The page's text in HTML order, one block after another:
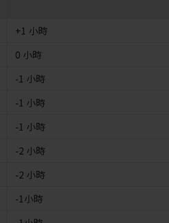
+1 小時
0 小時
-1 小時
-1 小時
-1 小時
-2 小時
-2 小時
-1小時